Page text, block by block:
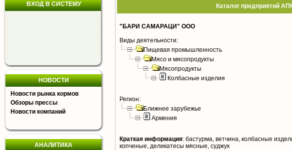
ВХОД В СИСТЕМУ
НОВОСТИ
Новости рынка кормов
Обзоры прессы
Новости компаний
АНАЛИТИКА
Каталог предприятий
"БАРИ САМАРАЦИ" ООО
Виды деятельности:
Пищевая промышленность
Мясо и мясопродукты
Мясопродукты
Колбасные изделия
Регион:
Ближнее зарубежье
Армения
Краткая информация: бастурма, ветчина, колбасные
копченые, деликатесы мясные, суджук